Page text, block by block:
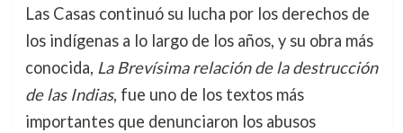
Las Casas continuó su lucha por los derechos de
los indígenas a lo largo de los años, y su obra más
conocida, La Brevísima relación de la destrucción
de las Indias, fue uno de los textos más
importantes que denunciaron los abusos